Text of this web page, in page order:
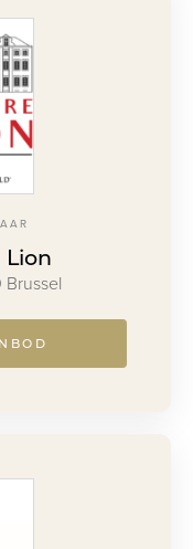
Lion
Brussel